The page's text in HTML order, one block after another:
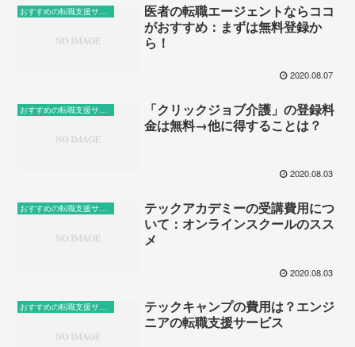
おすすめの転職支援サービス
医者の転職エージェントならココ
がおすすめ：まずは無料登録か
ら！
2020.08.07
おすすめの転職支援サービス
「クリックジョブ介護」の登録料
金は無料→他に得することは？
2020.08.03
おすすめの転職支援サービス
テックアカデミーの受講費用につ
いて：オンラインスクールのスス
メ
2020.08.03
おすすめの転職支援サービス
テックキャンプの費用は？エンジ
ニアの転職支援サービス